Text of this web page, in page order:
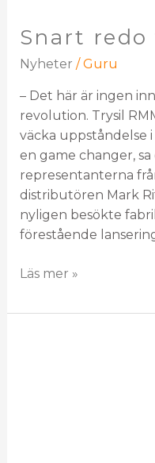
Snart redo
Nyheter /Guru
– Det här är ingen
revolution. Trysil
väcka uppståndelse
en game changer,
representanterna
distributören Mark
nyligen besökte
förestående
Läs mer »